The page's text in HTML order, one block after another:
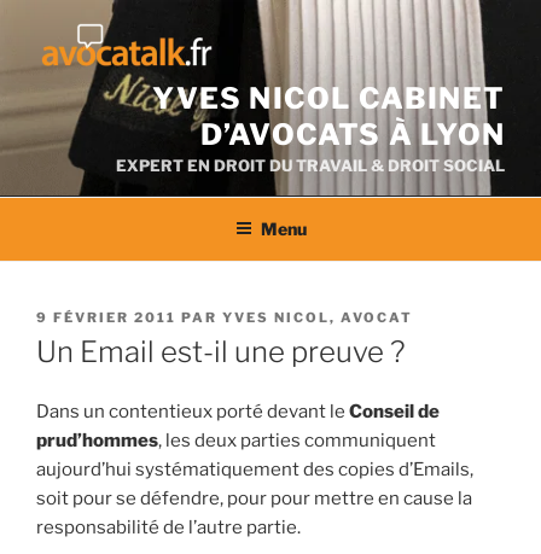
contenu
YVES NICOL CABINET
D’AVOCATS À LYON
EXPERT EN DROIT DU TRAVAIL & DROIT SOCIAL
Menu
PUBLIÉ
LE
9 FÉVRIER 2011 PAR YVES NICOL, AVOCAT
Un Email est-il une preuve ?
Dans un contentieux porté devant le Conseil de
prud’hommes, les deux parties communiquent
aujourd’hui systématiquement des copies d’Emails,
soit pour se défendre, pour pour mettre en cause la
responsabilité de l’autre partie.